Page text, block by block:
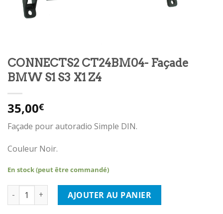
CONNECTS2 CT24BM04- Façade
BMW S1 S3 X1 Z4
35,00€
Façade pour autoradio Simple DIN.
Couleur Noir.
En stock (peut être commandé)
quantité de CONNECTS2 CT24BM04- Façade BMW S1 S3 X1 Z4
AJOUTER AU PANIER